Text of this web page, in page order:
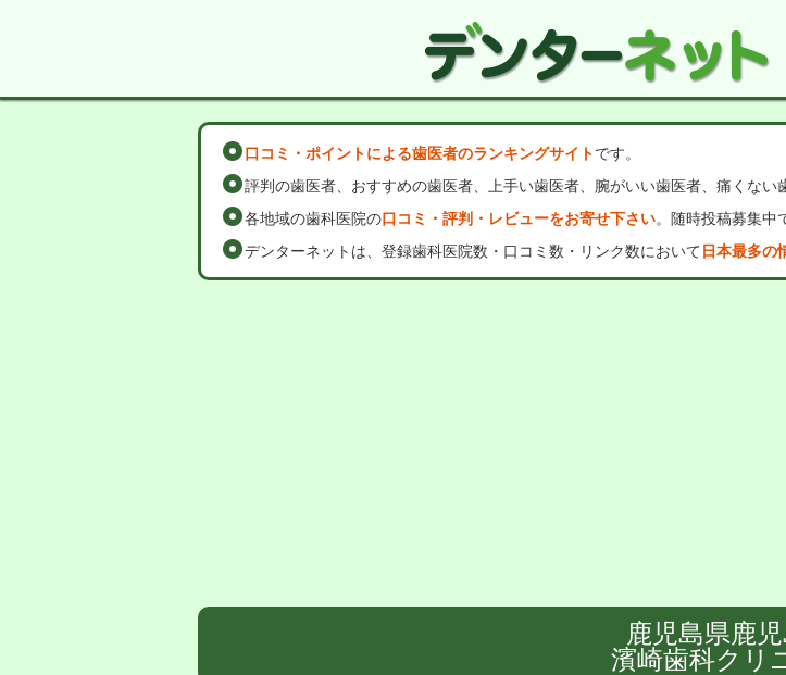
口コミ・ポイントによる歯医者のランキングサイトです。
評判の歯医者、おすすめの歯医者、上手い歯医者、腕がいい歯医者、痛くない
各地域の歯科医院の口コミ・評判・レビューをお寄せ下さい。随時投稿募集中
デンターネットは、登録歯科医院数・口コミ数・リンク数において 日本最多の
鹿児島県鹿
濱崎歯科クリ